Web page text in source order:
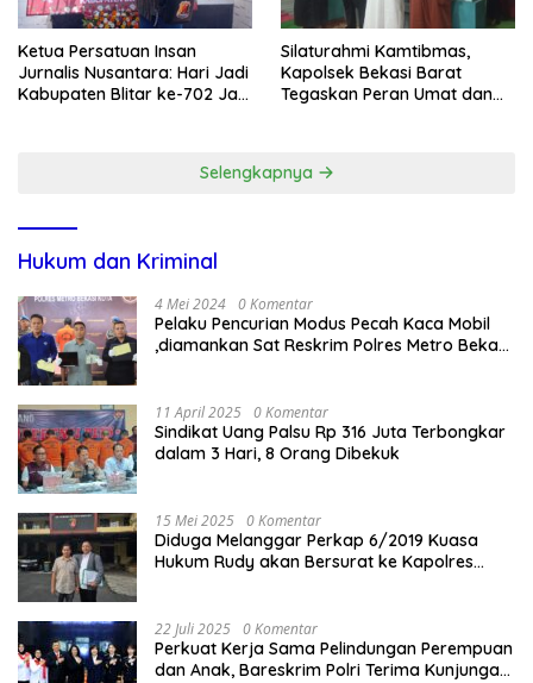
Ketua Persatuan Insan
Jurnalis Nusantara: Hari Jadi
Kabupaten Blitar ke-702 Jadi
Silaturahmi Kamtibmas,
Kapolsek Bekasi Barat
Tegaskan Peran Umat dan
Selengkapnya
Hukum dan Kriminal
4 Mei 2024 0 Komentar
Pelaku Pencurian Modus Pecah Kaca Mobil
,diamankan Sat Reskrim Polres Metro Bekasi
11 April 2025 0 Komentar
Sindikat Uang Palsu Rp 316 Juta Terbongkar
dalam 3 Hari, 8 Orang Dibekuk
15 Mei 2025 0 Komentar
Diduga Melanggar Perkap 6/2019 Kuasa
Hukum Rudy akan Bersurat ke Kapolres
22 Juli 2025 0 Komentar
Perkuat Kerja Sama Pelindungan Perempuan
dan Anak, Bareskrim Polri Terima Kunjungan